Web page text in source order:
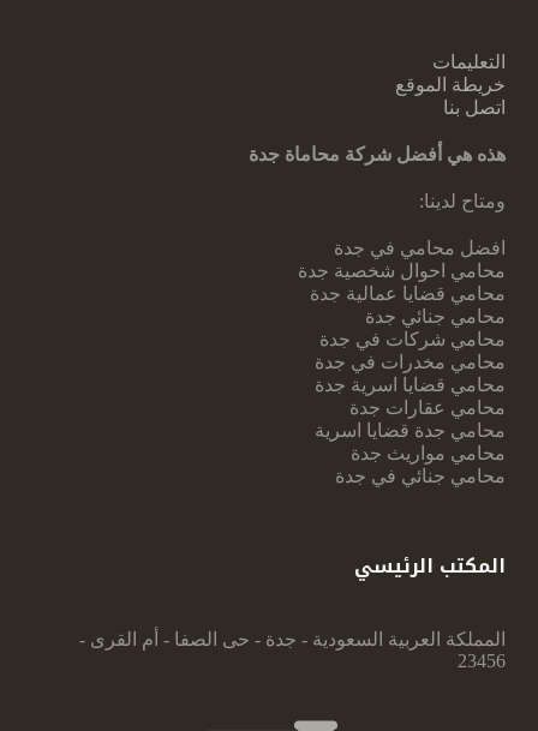
التعليمات
خريطة الموقع
اتصل بنا
هذه هي أفضل شركة محاماة جدة
ومتاح لدينا:
افضل محامي في جدة
محامي احوال شخصية جدة
محامي قضايا عمالية جدة
محامي جنائي جدة
محامي شركات في جدة
محامي مخدرات في جدة
محامي قضايا اسرية جدة
محامي عقارات جدة
محامي جدة قضايا اسرية
محامي مواريث جدة
محامي جنائي في جدة
المكتب الرئيسي
المملكة العربية السعودية - جدة - حى الصفا - أم القرى -
23456